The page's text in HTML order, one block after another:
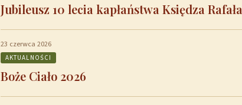
Jubileusz 10 lecia kapłaństwa Księdza Rafała
23 czerwca 2026
AKTUALNOŚCI
Boże Ciało 2026